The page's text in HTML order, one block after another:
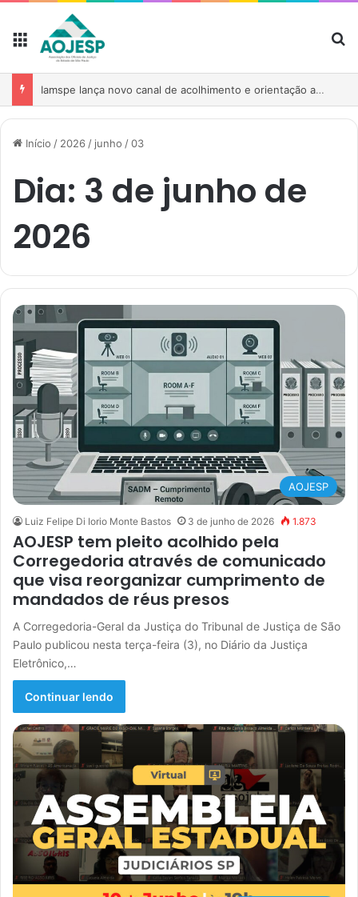
AOJESP participa de reunião para fortalecer atuação das associações no debate sobre o PL nº 1.893/2026
Início / 2026 / junho /03
Dia: 3 de junho de
2026
AOJESP
Luiz Felipe Di Iorio Monte Bastos 3 de junho de 2026 1.873
AOJESP tem pleito acolhido pela
Corregedoria através de comunicado
que visa reorganizar cumprimento de
mandados de réus presos
A Corregedoria-Geral da Justiça do Tribunal de Justiça de São
Paulo publicou nesta terça-feira (3), no Diário da Justiça
Eletrônico,…
Continuar lendo